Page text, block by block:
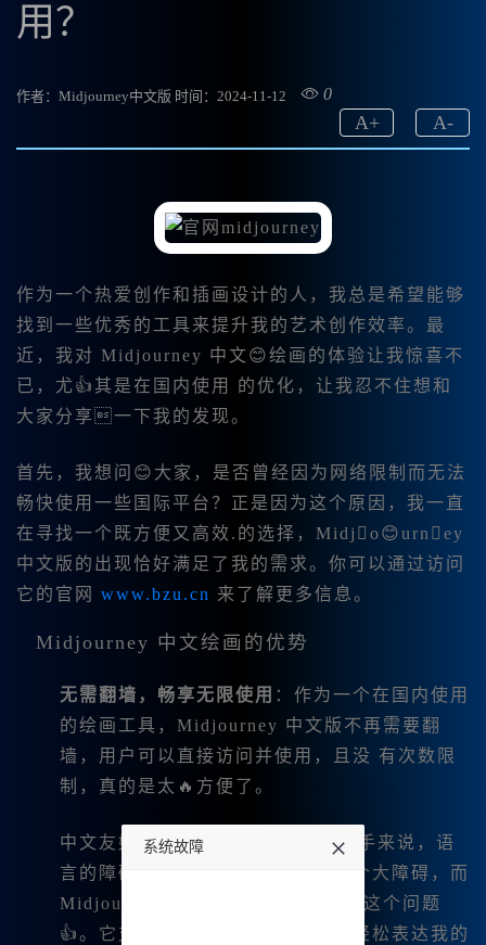
用？
作者：Midjourney中文版 时间：2024-11-12 0
A-
A+
作为一个热爱创作和插画设计的人，我总是希望能够
找到一些优秀的工具来提升我的艺术创作效率。最
近，我对 Midjourney 中文😊绘画的体验让我惊喜不
已，尤👍其是在国内使用 的优化，让我忍不住想和
大家分享一下我的发现。
首先，我想问😊大家，是否曾经因为网络限制而无法
畅快使用一些国际平台？正是因为这个原因，我一直
在寻找一个既方便又高效.的选择，Midjo😊urney
中文版的出现恰好满足了我的需求。你可以通过访问
它的官网 www.bzu.cn 来了解更多信息。
Midjourney 中文绘画的优势
无需翻墙，畅享无限使用 ：作为一个在国内使用
的绘画工具，Midjourney 中文版不再需要翻
墙，用户可以直接访问并使用，且没 有次数限
制，真的是太🔥方便了。
中文友好的用户界面：对|于许多新手来说，语
言的障碍往往是使用外部软件的一个大障碍，而
Midjourney 中文版则完美地解决了这个问题
👍。它支持中文输入，让我能够轻松表达我的
系统故障